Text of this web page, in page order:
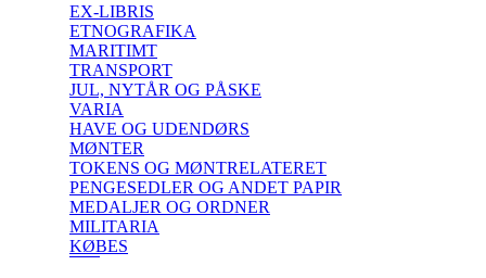
EX-LIBRIS
ETNOGRAFIKA
MARITIMT
TRANSPORT
JUL, NYTÅR OG PÅSKE
VARIA
HAVE OG UDENDØRS
MØNTER
TOKENS OG MØNTRELATERET
PENGESEDLER OG ANDET PAPIR
MEDALJER OG ORDNER
MILITARIA
KØBES